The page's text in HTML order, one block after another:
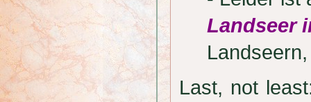
Landseer
Last, not